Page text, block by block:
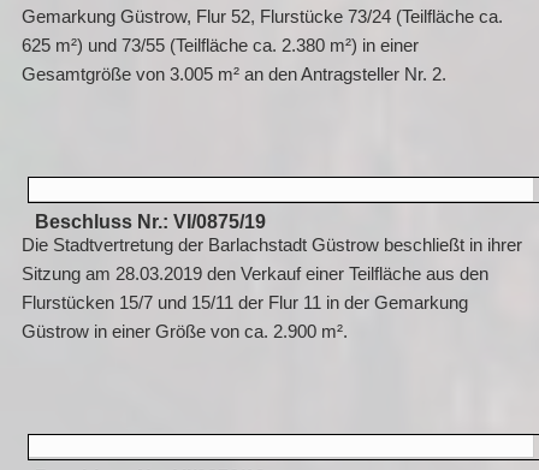
Gemarkung Güstrow, Flur 52, Flurstücke 73/24 (Teilfläche ca.
625 m²) und 73/55 (Teilfläche ca. 2.380 m²) in einer
Gesamtgröße von 3.005 m² an den Antragsteller Nr. 2.
Beschluss Nr.: VI/0875/19
Die Stadtvertretung der Barlachstadt Güstrow beschließt in ihrer
Sitzung am 28.03.2019 den Verkauf einer Teilfläche aus den
Flurstücken 15/7 und 15/11 der Flur 11 in der Gemarkung
Güstrow in einer Größe von ca. 2.900 m².